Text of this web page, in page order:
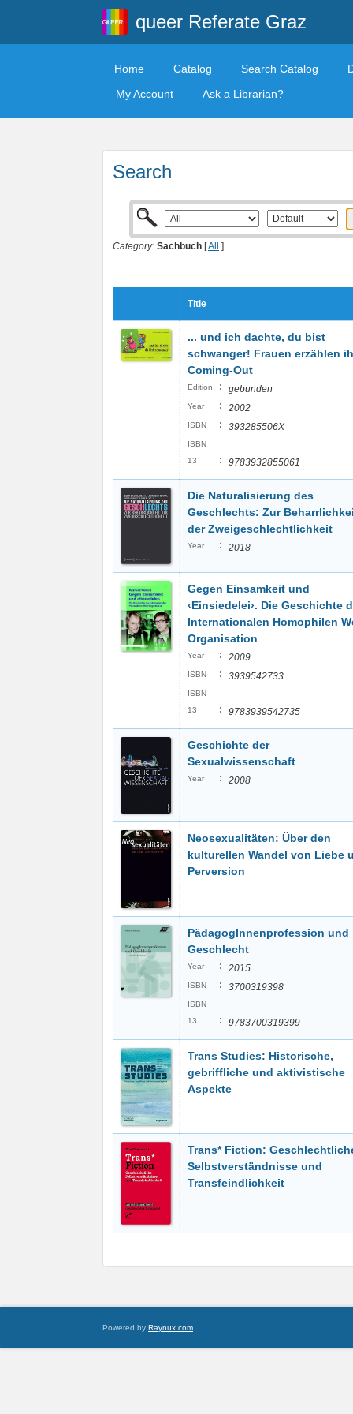
queer Referate Graz
Home Catalog Search Catalog
My Account
Ask a Librarian?
Search
Category: Sachbuch [All ]
Title
... und ich dachte, du bist
schwanger! Frauen erzählen
Coming-Out
Edition : gebunden
Year : 2002
ISBN : 393285506X
ISBN
13
: 9783932855061
Die Naturalisierung des
Geschlechts: Zur
der Zweigeschlechtlichkeit
Year : 2018
Gegen Einsamkeit und
‹Einsiedelei›. Die Geschichte
Internationalen Homophilen
Organisation
Year : 2009
ISBN : 3939542733
ISBN
13
: 9783939542735
Geschichte der
Sexualwissenschaft
Year : 2008
Neosexualitäten: Über den
kulturellen Wandel von Liebe
Perversion
PädagogInnenprofession und
Geschlecht
Year : 2015
ISBN : 3700319398
ISBN
13
: 9783700319399
Trans Studies: Historische,
gebriffliche und aktivistische
Aspekte
Trans* Fiction:
Selbstverständnisse und
Transfeindlichkeit
Powered by Raynux.com